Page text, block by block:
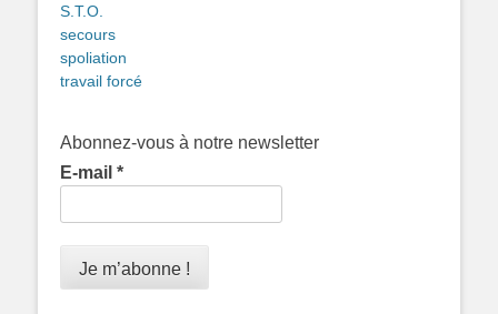
S.T.O.
secours
spoliation
travail forcé
Abonnez-vous à notre newsletter
E-mail *